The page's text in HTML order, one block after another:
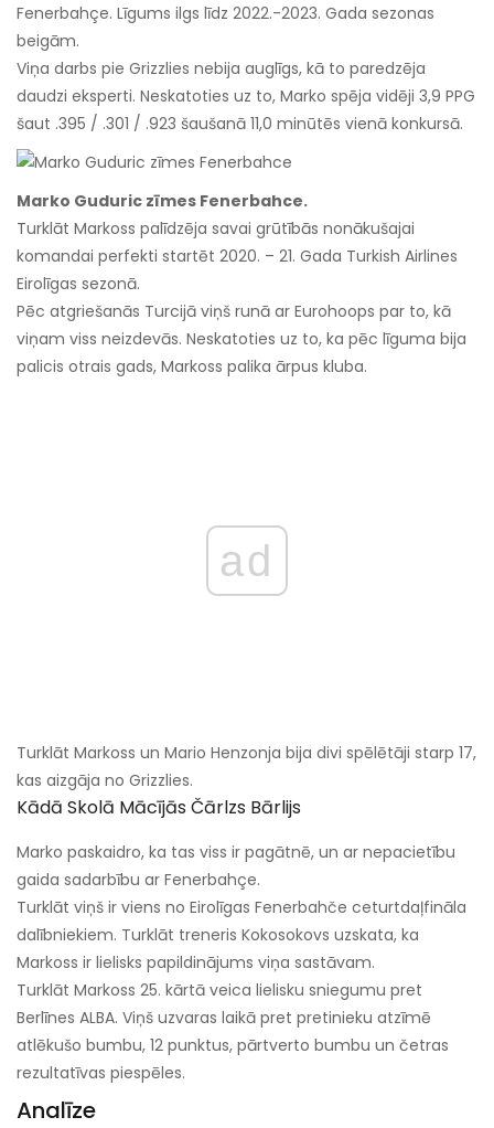
Fenerbahçe. Līgums ilgs līdz 2022.-2023. Gada sezonas
beigām.
Viņa darbs pie Grizzlies nebija auglīgs, kā to paredzēja
daudzi eksperti. Neskatoties uz to, Marko spēja vidēji 3,9 PPG
šaut .395 / .301 / .923 šaušanā 11,0 minūtēs vienā konkursā.
Marko Guduric zīmes Fenerbahce.
Turklāt Markoss palīdzēja savai grūtībās nonākušajai
komandai perfekti startēt 2020. – 21. Gada Turkish Airlines
Eirolīgas sezonā.
Pēc atgriešanās Turcijā viņš runā ar Eurohoops par to, kā
viņam viss neizdevās. Neskatoties uz to, ka pēc līguma bija
palicis otrais gads, Markoss palika ārpus kluba.
ad
Turklāt Markoss un Mario Henzonja bija divi spēlētāji starp 17,
kas aizgāja no Grizzlies.
Kādā Skolā Mācījās Čārlzs Bārlijs
Marko paskaidro, ka tas viss ir pagātnē, un ar nepacietību
gaida sadarbību ar Fenerbahçe.
Turklāt viņš ir viens no Eirolīgas Fenerbahče ceturtdaļfināla
dalībniekiem. Turklāt treneris Kokosokovs uzskata, ka
Markoss ir lielisks papildinājums viņa sastāvam.
Turklāt Markoss 25. kārtā veica lielisku sniegumu pret
Berlīnes ALBA. Viņš uzvaras laikā pret pretinieku atzīmē
atlēkušo bumbu, 12 punktus, pārtverto bumbu un četras
rezultatīvas piespēles.
Analīze